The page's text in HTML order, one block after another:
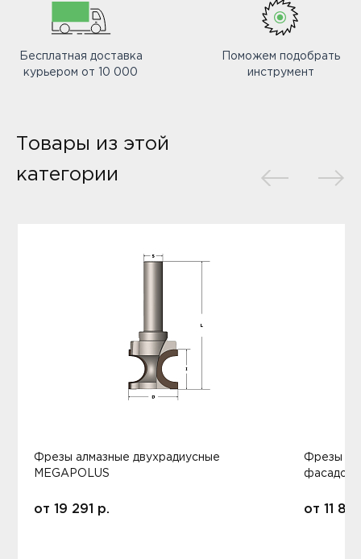
Бесплатная доставка
курьером от 10 000
Поможем подобрать
инструмент
Товары из этой
категории
Фрезы алмазные двухрадиусные
MEGAPOLUS
от 19 291 р.
Фрезы
фасадов
от 11